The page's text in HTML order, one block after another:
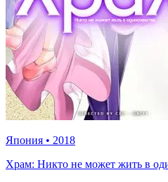
Япония • 2018
Храм: Никто не может жить в